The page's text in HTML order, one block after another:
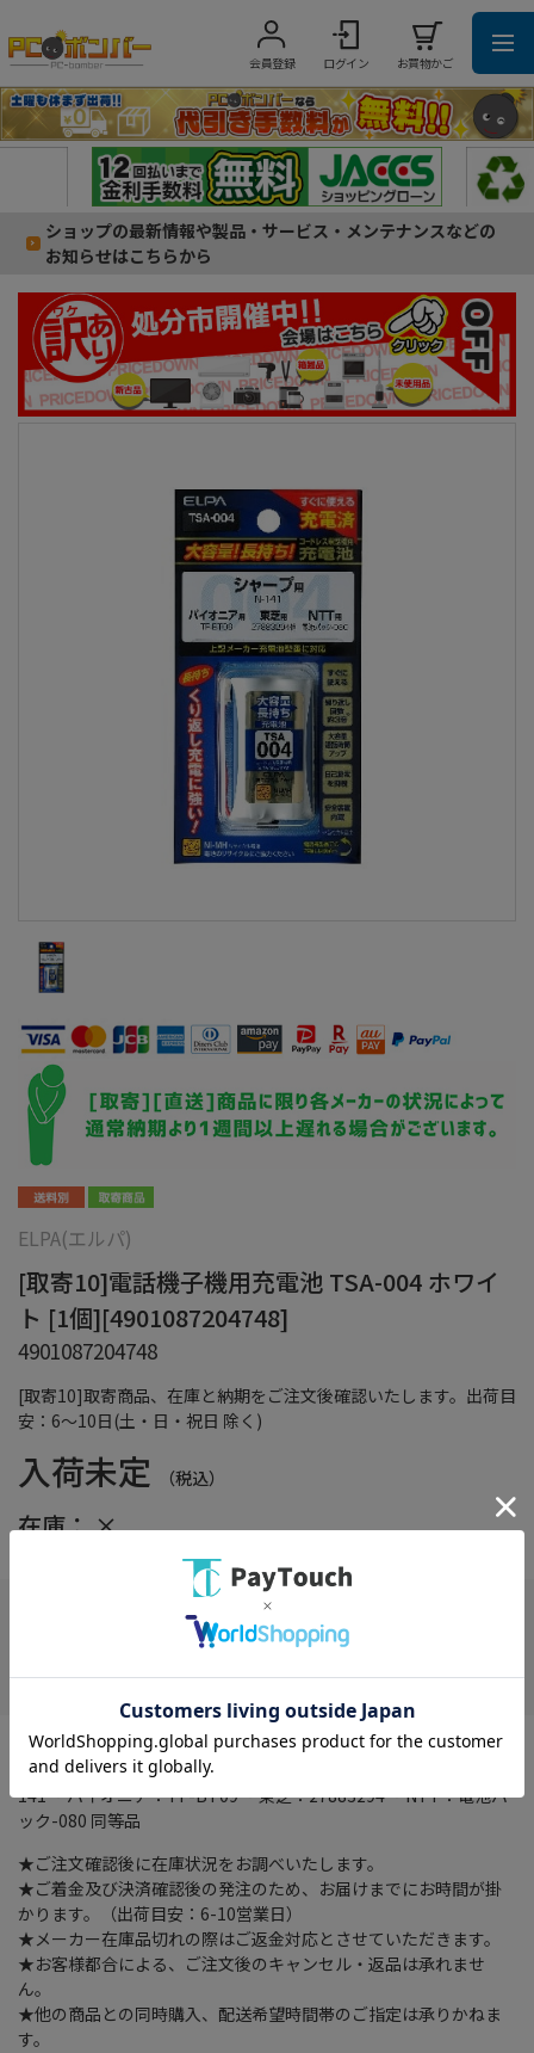
会員登録 ログイン お買物かご
ショップの最新情報や製品・サービス・メンテナンスなどの
お知らせはこちらから
[取寄10]取寄商品、在庫と納期をご注文後確認いたします。出荷目
安：6～10日(土・日・祝日 除く)
ELPA(エルパ)
[取寄10]電話機子機用充電池 TSA-004 ホワイ
ト [1個][4901087204748]
4901087204748
入荷未定 （税込）
在庫：×
在庫がありません
すぐに使える充電済。自己放電を抑制。安全装置内蔵
2.4V 900mAh。ニッケル水素充電池。適合機種 ・シャープ：N-
141 ・パイオニア：TF-BT09 ・東芝：27883294 ・NTT：電池パ
ック-080 同等品
★ご注文確認後に在庫状況をお調べいたします。
★ご着金及び決済確認後の発注のため、お届けまでにお時間が掛
かります。（出荷目安：6-10営業日）
★メーカー在庫品切れの際はご返金対応とさせていただきます。
★お客様都合による、ご注文後のキャンセル・返品は承れませ
ん。
★他の商品との同時購入、配送希望時間帯のご指定は承りかねま
す。